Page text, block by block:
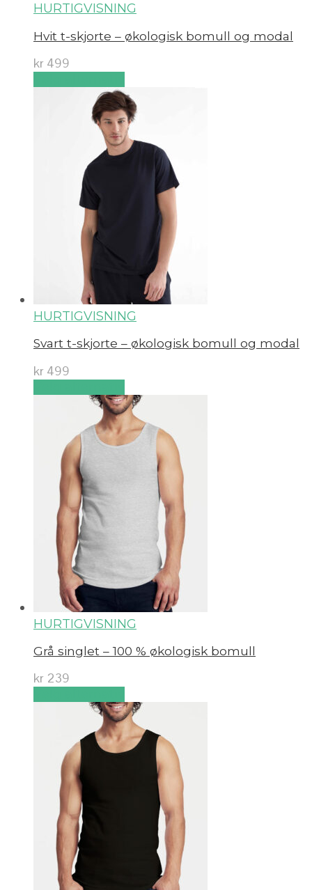
HURTIGVISNING
Hvit t-skjorte – økologisk bomull og modal
kr 499
HURTIGVISNING
Svart t-skjorte – økologisk bomull og modal
kr 499
HURTIGVISNING
Grå singlet – 100 % økologisk bomull
kr 239